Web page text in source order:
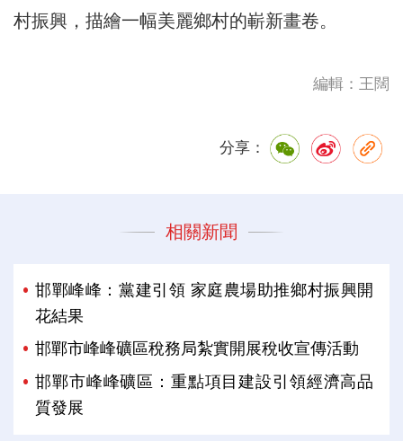
村振興，描繪一幅美麗鄉村的嶄新畫卷。
編輯：王闊
分享：
相關新聞
邯鄲峰峰：黨建引領 家庭農場助推鄉村振興開
花結果
邯鄲市峰峰礦區稅務局紮實開展稅收宣傳活動
邯鄲市峰峰礦區：重點項目建設引領經濟高品
質發展